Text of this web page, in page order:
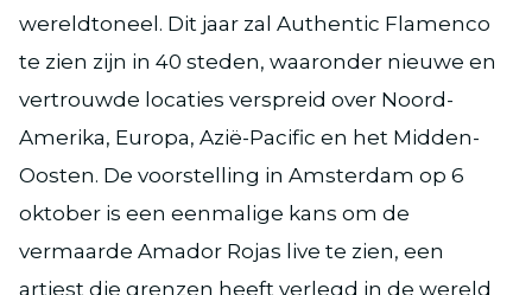
wereldtoneel. Dit jaar zal Authentic Flamenco
te zien zijn in 40 steden, waaronder nieuwe en
vertrouwde locaties verspreid over Noord-
Amerika, Europa, Azië-Pacific en het Midden-
Oosten. De voorstelling in Amsterdam op 6
oktober is een eenmalige kans om de
vermaarde Amador Rojas live te zien, een
artiest die grenzen heeft verlegd in de wereld